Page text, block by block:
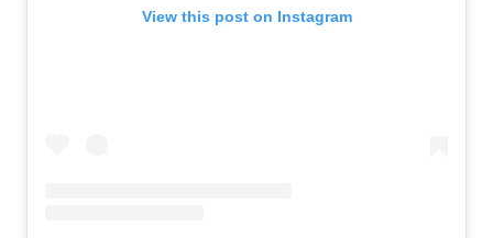
View this post on Instagram